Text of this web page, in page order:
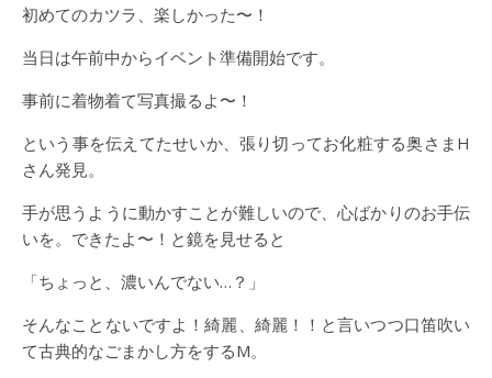
初めてのカツラ、楽しかった〜！
当日は午前中からイベント準備開始です。
事前に着物着て写真撮るよ〜！
という事を伝えてたせいか、張り切ってお化粧する奥さまH
さん発見。
手が思うように動かすことが難しいので、心ばかりのお手伝
いを。できたよ〜！と鏡を見せると
「ちょっと、濃いんでない…？」
そんなことないですよ！綺麗、綺麗！！と言いつつ口笛吹い
て古典的なごまかし方をするM。